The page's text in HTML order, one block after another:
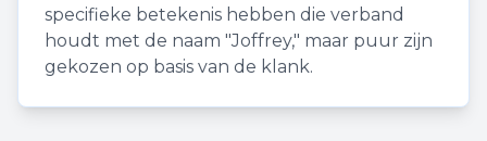
specifieke betekenis hebben die verband
houdt met de naam "Joffrey," maar puur zijn
gekozen op basis van de klank.